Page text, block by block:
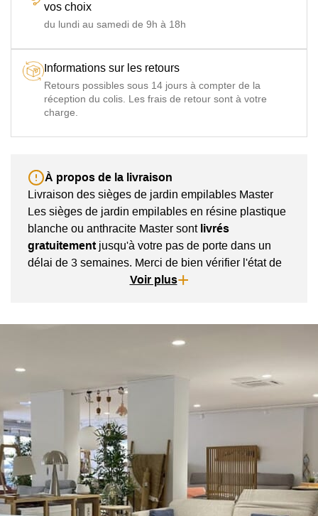
vos choix
du lundi au samedi de 9h à 18h
Informations sur les retours
Retours possibles sous 14 jours à compter de la
réception du colis. Les frais de retour sont à votre
charge.
À propos de la livraison
Livraison des sièges de jardin empilables Master
Les sièges de jardin empilables en résine plastique
blanche ou anthracite Master sont livrés
gratuitementjusqu'à votre pas de porte dans un
délai de 3 semaines. Merci de bien vérifier l'état de
la marchandise en présence du transporteur.
Voir plus